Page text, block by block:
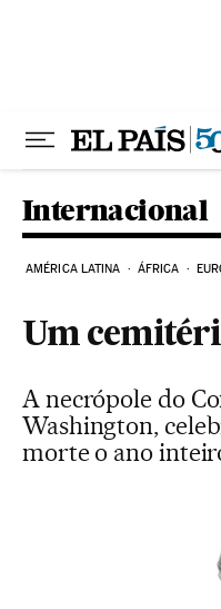
Internacional
AMÉRICA LATINA ÁFRICA
Um
A necrópole do
Washington,
morte o ano